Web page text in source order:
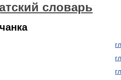
словарь